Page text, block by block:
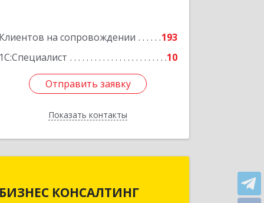
Клиентов на сопровождении
193
1С:Специалист
10
Отправить заявку
Показать контакты
Отправить заявку
Назад
БИЗНЕС КОНСАЛТИНГ